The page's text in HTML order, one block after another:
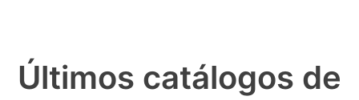
Últimos catálogos de